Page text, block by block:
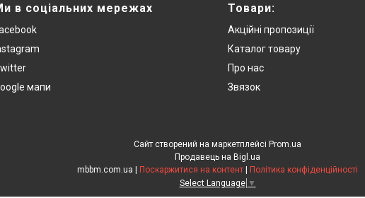
в соціальних мережах
мапи
Товари:
Акційні пропозиції
Каталог товару
Про нас
Звязок
Сайт створений на маркетплейсі Prom.ua
Продавець на Bigl.ua
Поскаржитися на контент
Політика конфіденційності
Select Language ▼